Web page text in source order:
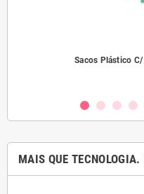
Sacos Plástico
MAIS QUE TECNOLOGIA.